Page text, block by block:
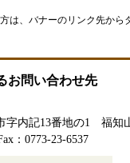
方は、バナーのリンク先か
お問い合わせ先
字内記13番地の1 福知
：0773-23-6537